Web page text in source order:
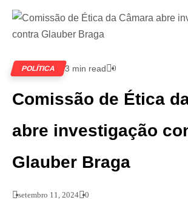
POLÍTICA 3 min read 0
Comissão de Ética
abre investigação
Glauber Braga
setembro 11, 2024 0